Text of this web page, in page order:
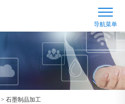
> 石墨制品加工